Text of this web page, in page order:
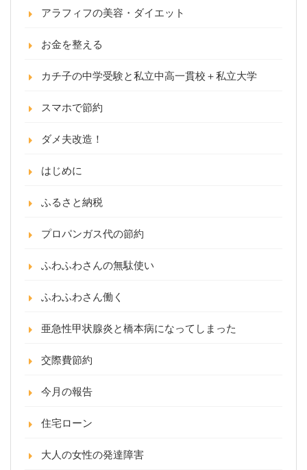
アラフィフの美容・ダイエット
お金を整える
カチ子の中学受験と私立中高一貫校＋私立大学
スマホで節約
ダメ夫改造！
はじめに
ふるさと納税
プロパンガス代の節約
ふわふわさんの無駄使い
ふわふわさん働く
亜急性甲状腺炎と橋本病になってしまった
交際費節約
今月の報告
住宅ローン
大人の女性の発達障害